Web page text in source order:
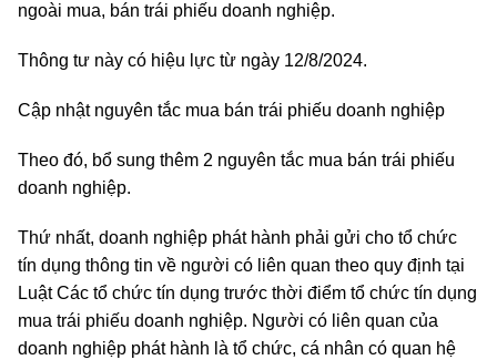
ngoài mua, bán trái phiếu doanh nghiệp.
Thông tư này có hiệu lực từ ngày 12/8/2024.
Cập nhật nguyên tắc mua bán trái phiếu doanh nghiệp
Theo đó, bổ sung thêm 2 nguyên tắc mua bán trái phiếu
doanh nghiệp.
Thứ nhất, doanh nghiệp phát hành phải gửi cho tổ chức
tín dụng thông tin về người có liên quan theo quy định tại
Luật Các tổ chức tín dụng trước thời điểm tổ chức tín dụng
mua trái phiếu doanh nghiệp. Người có liên quan của
doanh nghiệp phát hành là tổ chức, cá nhân có quan hệ